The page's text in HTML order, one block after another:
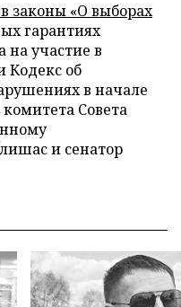
законы «О выборах
гарантиях
на участие в
Кодекс об
в начале
Совета
и сенатор